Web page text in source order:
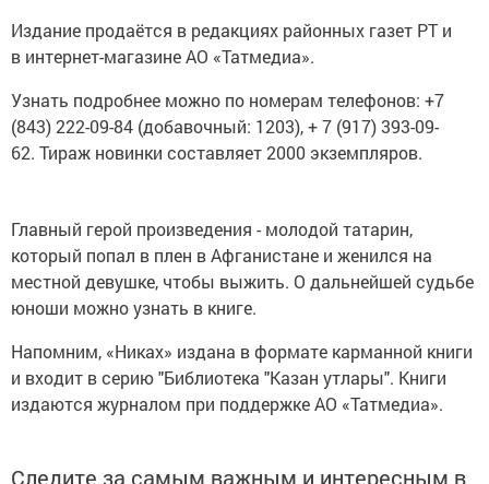
Издание продаётся в редакциях районных газет РТ и
в интернет-магазине АО «Татмедиа».
Узнать подробнее можно по номерам телефонов: +7
(843) 222-09-84 (добавочный: 1203), + 7 (917) 393-09-
62. Тираж новинки составляет 2000 экземпляров.
Главный герой произведения - молодой татарин,
который попал в плен в Афганистане и женился на
местной девушке, чтобы выжить. О дальнейшей судьбе
юноши можно узнать в книге.
Напомним, «Никах» издана в формате карманной книги
и входит в серию "Библиотека "Казан утлары". Книги
издаются журналом при поддержке АО «Татмедиа».
Следите за самым важным и интересным в